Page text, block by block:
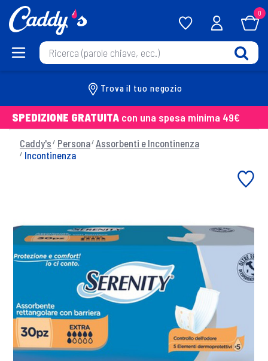
0
Trova il tuo negozio
SPEDIZIONE GRATUITA con una spesa minima 49€
Caddy's Persona Assorbenti e Incontinenza
Incontinenza